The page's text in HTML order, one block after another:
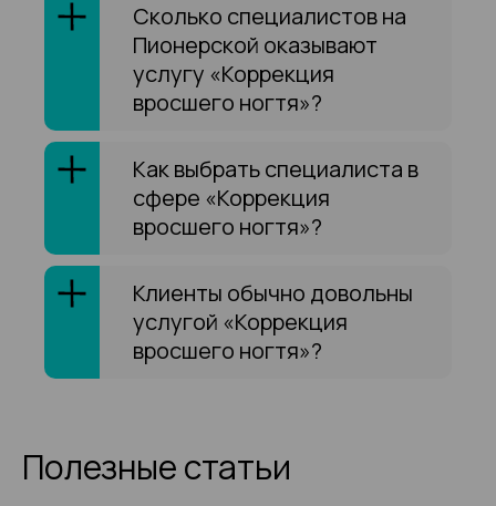
Сколько специалистов на
Пионерской оказывают
услугу «Коррекция
вросшего ногтя»?
Как выбрать специалиста в
сфере «Коррекция
вросшего ногтя»?
Клиенты обычно довольны
услугой «Коррекция
вросшего ногтя»?
Полезные статьи